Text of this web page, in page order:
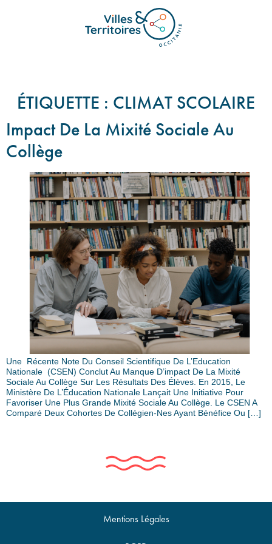
ÉTIQUETTE : CLIMAT SCOLAIRE
Impact De La Mixité Sociale Au
Collège
Une Récente Note Du Conseil Scientifique De L’Education
Nationale (CSEN) Conclut Au Manque D’impact De La Mixité
Sociale Au Collège Sur Les Résultats Des Élèves. En 2015, Le
Ministère De L’Éducation Nationale Lançait Une Initiative Pour
Favoriser Une Plus Grande Mixité Sociale Au Collège. Le CSEN A
Comparé Deux Cohortes De Collégien-Nes Ayant Bénéfice Ou […]
Mentions Légales